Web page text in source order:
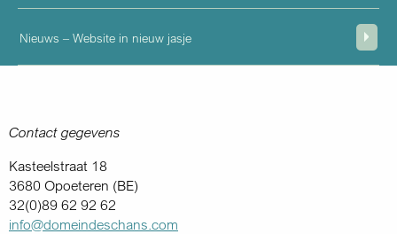
Nieuws – Website in nieuw jasje
Contact gegevens
Kasteelstraat 18
3680 Opoeteren (BE)
32(0)89 62 92 62
info@domeindeschans.com